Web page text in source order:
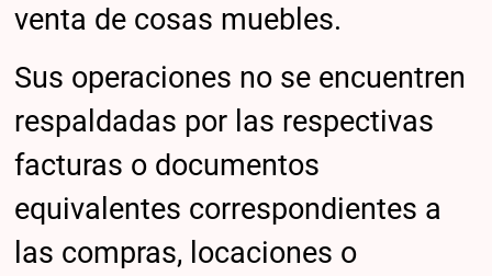
venta de cosas muebles.
Sus operaciones no se encuentren
respaldadas por las respectivas
facturas o documentos
equivalentes correspondientes a
las compras, locaciones o